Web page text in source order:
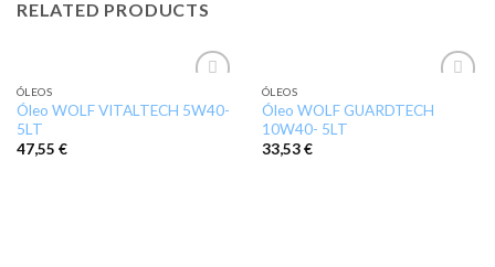
RELATED PRODUCTS
wishlist
ÓLEOS
Óleo WOLF VITALTECH 5W40-
5LT
47,55 €
wishlist
ÓLEOS
Óleo WOLF GUARDTECH
10W40- 5LT
33,53€